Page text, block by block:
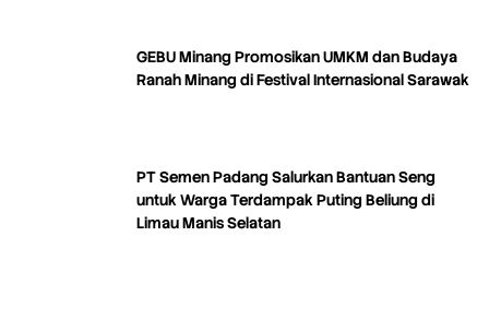
GEBU Minang Promosikan UMKM dan Budaya
Ranah Minang di Festival Internasional Sarawak
PT Semen Padang Salurkan Bantuan Seng
untuk Warga Terdampak Puting Beliung di
Limau Manis Selatan